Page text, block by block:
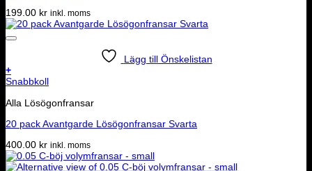
199.00 kr inkl. moms
Lägg till Önskelistan
+
Snabbkoll
Alla Lösögonfransar
20 pack Avantgarde Lösögonfransar Svarta
400.00 kr inkl. moms